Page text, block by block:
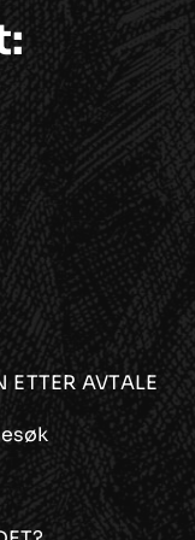
ETTER AVTALE